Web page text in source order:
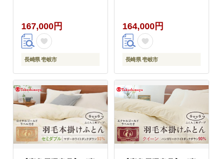
布団 羽毛布団 合掛け
[JFJ041] 200000
200000円 20万円
167,000円
長崎県 壱岐市
164,000円
長崎県 壱岐市